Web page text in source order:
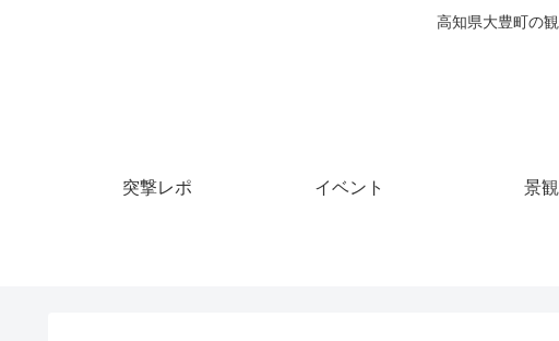
高知県大豊町の
突撃レポ イベント 景観